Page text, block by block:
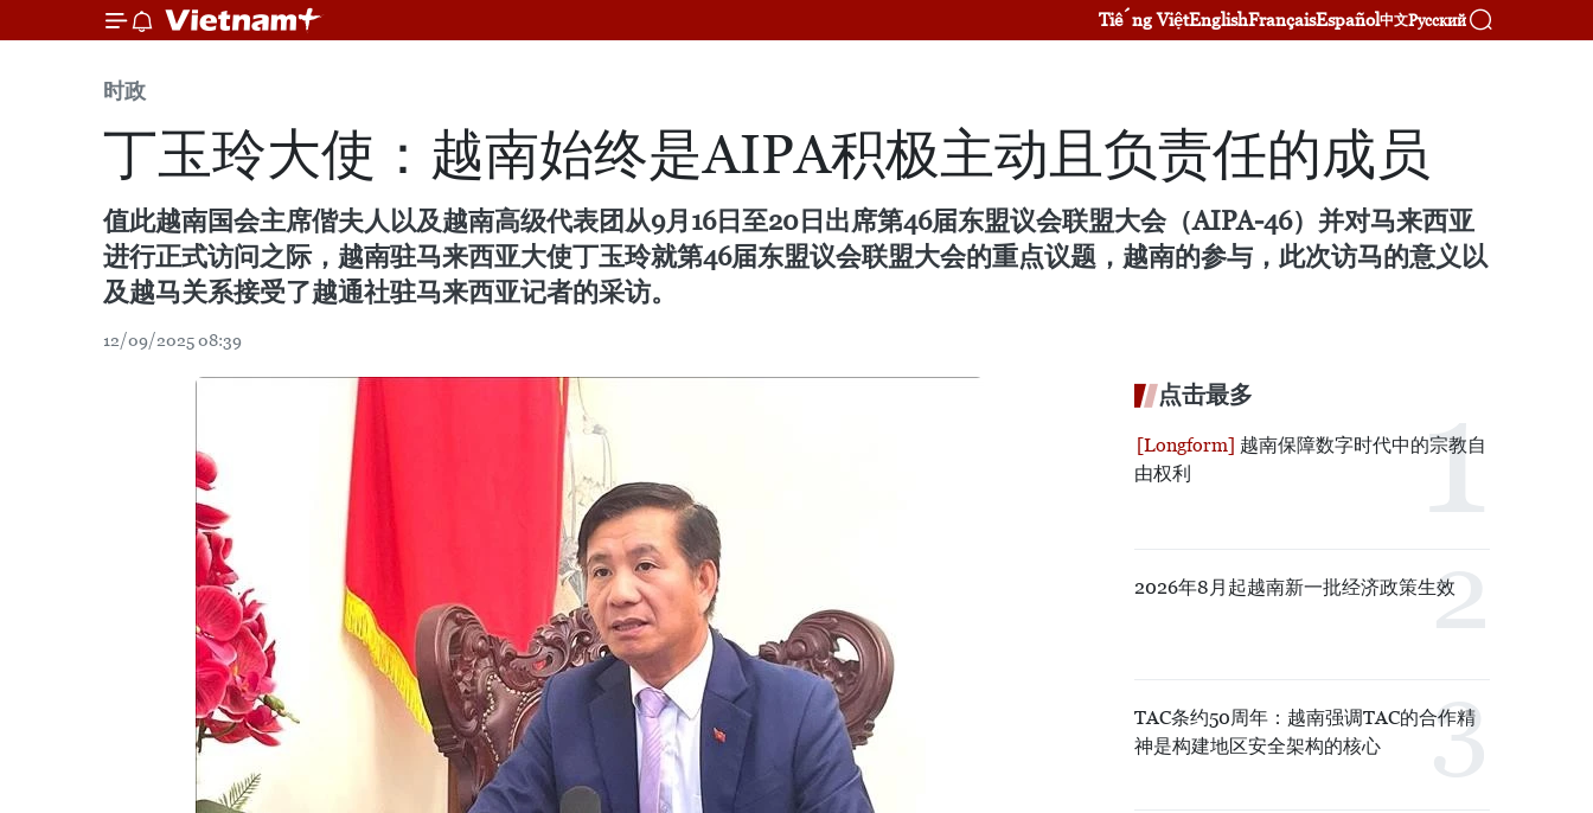
Tiếng ViệtEnglishFrançaisEspañol中文Русский
时政
丁玉玲大使：越南始终是AIPA积极主动且负责任的成员
值此越南国会主席偕夫人以及越南高级代表团从9月16日至20日出席第46届东盟议会联盟大会（AIPA-46）并对马来西亚
进行正式访问之际，越南驻马来西亚大使丁玉玲就第46届东盟议会联盟大会的重点议题，越南的参与，此次访马的意义以
及越马关系接受了越通社驻马来西亚记者的采访。
12/09/2025 08:39
点击最多
越南保障数字时代中的宗教自
由权利
2026年8月起越南新一批经济政策生效
TAC条约50周年：越南强调TAC的合作精
神是构建地区安全架构的核心